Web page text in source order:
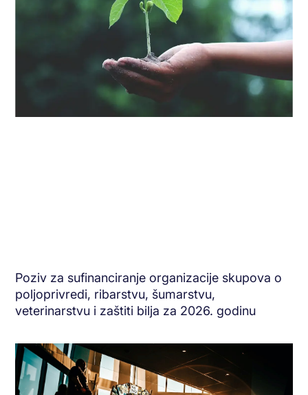
Poziv za sufinanciranje organizacije skupova o
poljoprivredi, ribarstvu, šumarstvu,
veterinarstvu i zaštiti bilja za 2026. godinu